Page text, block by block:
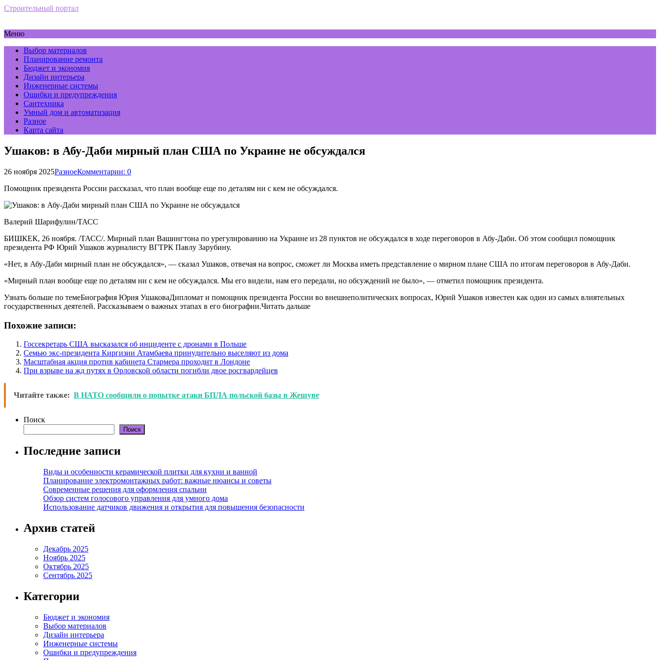
Строительный портал
Меню
Выбор материалов
Планирование ремонта
Бюджет и экономия
Дизайн интерьера
Инженерные системы
Ошибки и предупреждения
Сантехника
Умный дом и автоматизация
Разное
Карта сайта
Ушаков: в Абу-Даби мирный план США по Украине не обсуждался
26 ноября 2025РазноеКомментарии: 0
Помощник президента России рассказал, что план вообще еще по деталям ни с кем не обсуждался.
Валерий Шарифулин/ТАСС
БИШКЕК, 26 ноября. /ТАСС/. Мирный план Вашингтона по урегулированию на Украине из 28 пунктов не обсуждался в ходе переговоров в Абу-Даби. Об этом сообщил помощник
президента РФ Юрий Ушаков журналисту ВГТРК Павлу Зарубину.
«Нет, в Абу-Даби мирный план не обсуждался», — сказал Ушаков, отвечая на вопрос, сможет ли Москва иметь представление о мирном плане США по итогам переговоров в Абу-Даби.
«Мирный план вообще еще по деталям ни с кем не обсуждался. Мы его видели, нам его передали, но обсуждений не было», — отметил помощник президента.
Узнать больше по темеБиография Юрия УшаковаДипломат и помощник президента России во внешнеполитических вопросах, Юрий Ушаков известен как один из самых влиятельных
государственных деятелей. Рассказываем о важных этапах в его биографии.Читать дальше
Похожие записи:
Госсекретарь США высказался об инциденте с дронами в Польше
Семью экс-президента Киргизии Атамбаева принудительно выселяют из дома
Масштабная акция против кабинета Стармера проходит в Лондоне
При взрыве на жд путях в Орловской области погибли двое росгвардейцев
Читайте также: В НАТО сообщили о попытке атаки БПЛА польской базы в Жешуве
Поиск
Поиск
Последние записи
Виды и особенности керамической плитки для кухни и ванной
Планирование электромонтажных работ: важные нюансы и советы
Современные решения для оформления спальни
Обзор систем голосового управления для умного дома
Использование датчиков движения и открытия для повышения безопасности
Архив статей
Декабрь 2025
Ноябрь 2025
Октябрь 2025
Сентябрь 2025
Категории
Бюджет и экономия
Выбор материалов
Дизайн интерьера
Инженерные системы
Ошибки и предупреждения